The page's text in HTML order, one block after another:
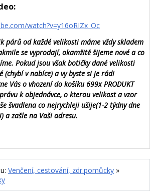
watch?v=y16oRIZx_Oc
párů od každé velikosti máme vždy skladem
se vyprodají, okamžitě šijeme nové a co
Pokud jsou však botičky dané velikosti
(chybí v nabíce) a vy byste si je rádi
Vás o vhození do košíku 699x PRODUKT
k objednávce, o kterou velikost a vzor
švadlena co nejrychleji ušije(1-2 týdny dne
a zašle na Vaši adresu.
Venčení, cestování, zdr.pomůcky »